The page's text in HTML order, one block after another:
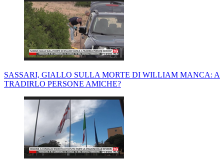
SASSARI, GIALLO SULLA MORTE DI WILLIAM MANCA: A
TRADIRLO PERSONE AMICHE?